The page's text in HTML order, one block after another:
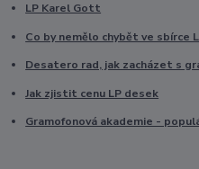
LP Karel Gott
Co by nemělo chybět ve sbírce
Desatero rad, jak zacházet s
Jak zjistit cenu LP desek
Gramofonová akademie -